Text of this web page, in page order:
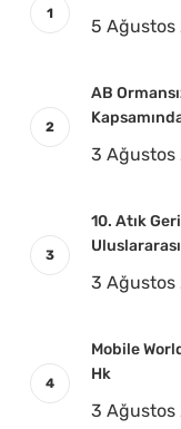
5 Ağustos
AB
3 Ağustos
10. Atık
3 Ağustos
Mobile
Hk
3 Ağustos